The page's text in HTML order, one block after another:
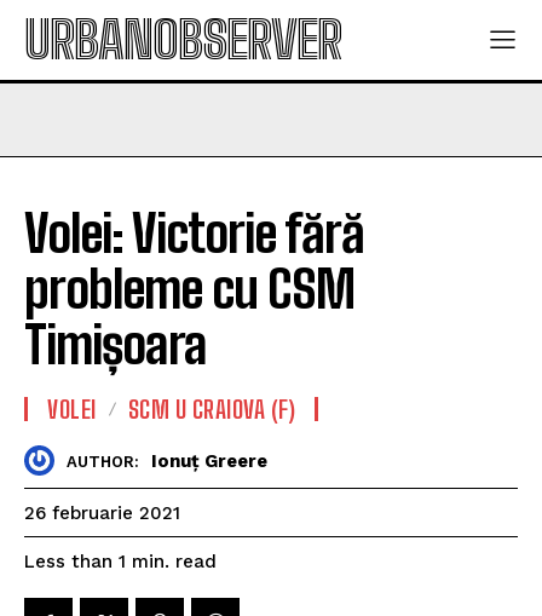
URBANOBSERVER
Volei: Victorie fără
probleme cu CSM
Timișoara
VOLEI SCM U CRAIOVA (F)
AUTHOR: Ionuț Greere
26 februarie 2021
Less than 1 min. read